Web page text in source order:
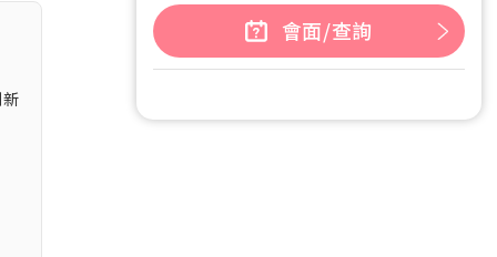
會面/查詢